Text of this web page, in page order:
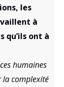
les
à
ont à
humaines
la complexité